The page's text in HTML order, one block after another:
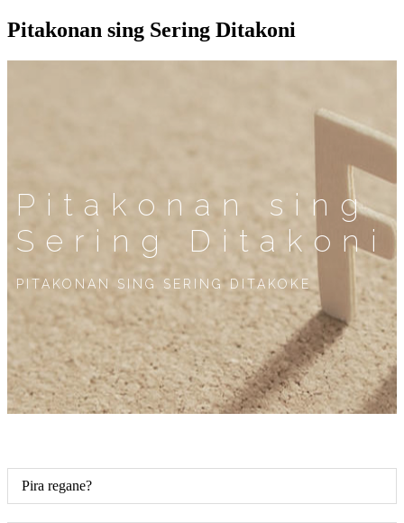
Pitakonan sing Sering Ditakoni
Pitakonan sing
Sering Ditakoni
PITAKONAN SING SERING DITAKOKE
Pira regane?